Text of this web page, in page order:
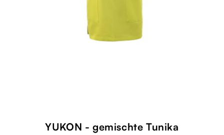
YUKON - gemischte Tunika